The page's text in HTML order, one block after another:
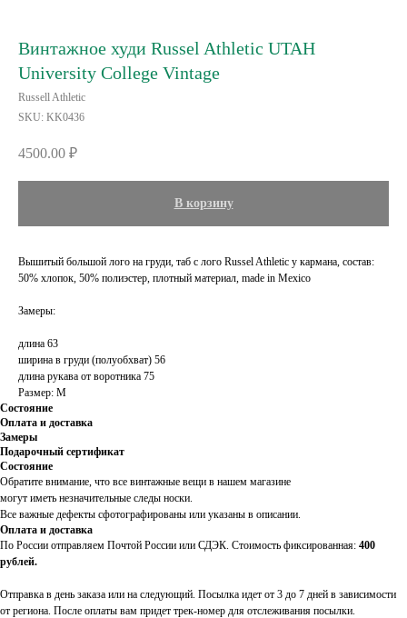
Винтажное худи Russel Athletic UTAH
University College Vintage
Russell Athletic
SKU: KK0436
4500.00 ₽
В корзину
Вышитый большой лого на груди, таб с лого Russel Athletic у кармана, состав:
50% хлопок, 50% полиэстер, плотный материал, made in Mexico
Замеры:
длина 63
ширина в груди (полуобхват) 56
длина рукава от воротника 75
Размер: M
Состояние
Оплата и доставка
Замеры
Подарочный сертификат
Состояние
Обратите внимание, что все винтажные вещи в нашем магазине
могут иметь незначительные следы носки.
Все важные дефекты сфотографированы или указаны в описании.
Оплата и доставка
По России отправляем Почтой России или СДЭК. Стоимость фиксированная: 400
рублей.
Отправка в день заказа или на следующий. Посылка идет от 3 до 7 дней в зависимости
от региона. После оплаты вам придет трек-номер для отслеживания посылки.